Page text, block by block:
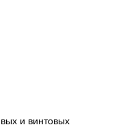
и винтовых